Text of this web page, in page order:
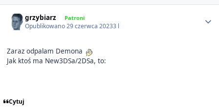
grzybiarz Patroni
Opublikowano29 czerwca 20233 l
Zaraz odpalam Demona
Jak ktoś ma New3DSa/2DSa, to:
Cytuj